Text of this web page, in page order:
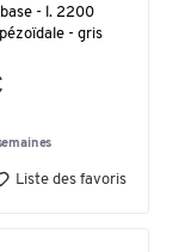
- l. 2200
- gris
Liste des favoris